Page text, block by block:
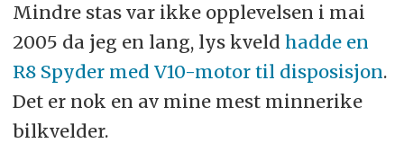
Mindre stas var ikke opplevelsen i mai
2005 da jeg en lang, lys kveldhadde en
R8 Spyder med V10-motor til disposisjon.
Det er nok en av mine mest minnerike
bilkvelder.